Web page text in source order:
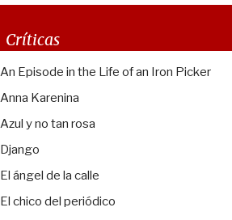
Críticas
An Episode in the Life of an Iron Picker
Anna Karenina
Azul y no tan rosa
Django
El ángel de la calle
El chico del periódico